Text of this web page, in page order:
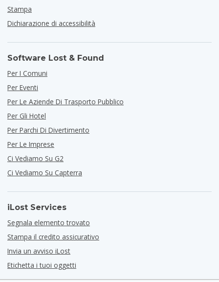
Stampa
Dichiarazione di accessibilità
Software Lost & Found
Per I Comuni
Per Eventi
Per Le Aziende Di Trasporto Pubblico
Per Gli Hotel
Per Parchi Di Divertimento
Per Le Imprese
Ci Vediamo Su G2
Ci Vediamo Su Capterra
iLost Services
Segnala elemento trovato
Stampa il credito assicurativo
Invia un avviso iLost
Etichetta i tuoi oggetti